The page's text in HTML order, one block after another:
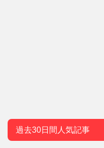
過去30日間人気記事